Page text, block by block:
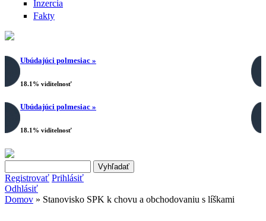
Inzercia
Fakty
Ubúdajúci polmesiac »
18.1% viditelnosť
Ubúdajúci polmesiac »
18.1% viditelnosť
Vyhľadávanie
Registrovať Prihlásiť
Odhlásiť
Domov » Stanovisko SPK k chovu a obchodovaniu s líškami